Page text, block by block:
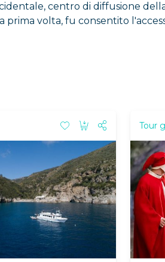
centro di diffusione
prima volta, fu consentito
Tour